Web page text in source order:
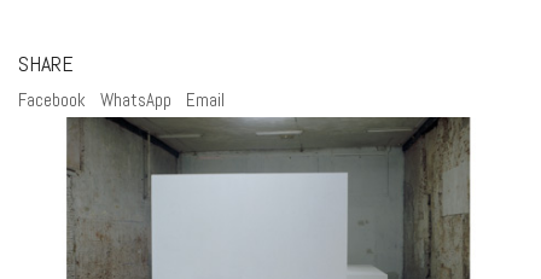
SHARE
Facebook WhatsApp Email